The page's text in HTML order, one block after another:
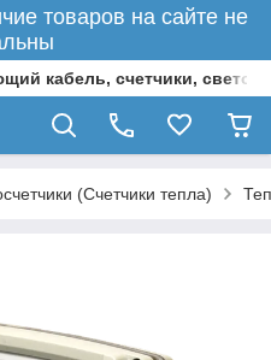
товаров на сайте не
кабель, счетчики,
(Счетчики тепла)